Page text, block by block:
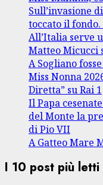
Sull’invasione
toccato il
All’Italia serve
Matteo Micucci
A Sogliano
Miss Nonna
Diretta” su Rai 1
Il Papa
del Monte la
di Pio VII
A Gatteo Mare
I 10 post più